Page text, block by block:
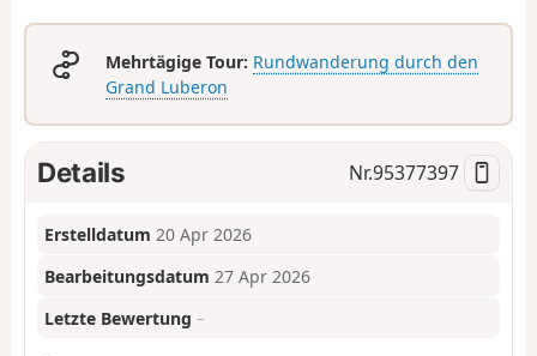
Mehrtägige Tour: Rundwanderung durch den
Grand Luberon
Details Nr.95377397
Erstelldatum 20 Apr 2026
Bearbeitungsdatum 27 Apr 2026
Letzte Bewertung –